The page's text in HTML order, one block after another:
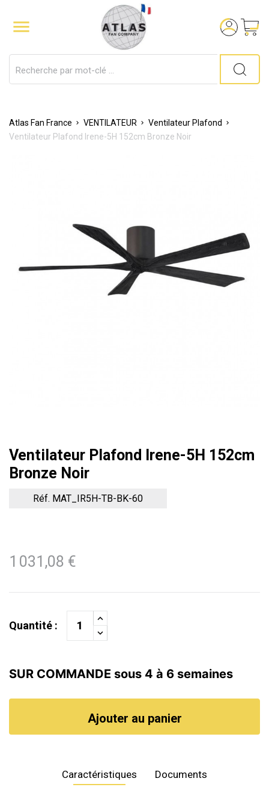

Atlas Fan France VENTILATEUR
Ventilateur Plafond
Ventilateur Plafond Irene-5H 152cm Bronze Noir
Ventilateur Plafond Irene-5H 152cm
Bronze Noir
Réf. MAT_IR5H-TB-BK-60
1 031,08 €
Quantité :
SUR COMMANDE sous 4 à 6 semaines
Ajouter au panier
Caractéristiques Documents